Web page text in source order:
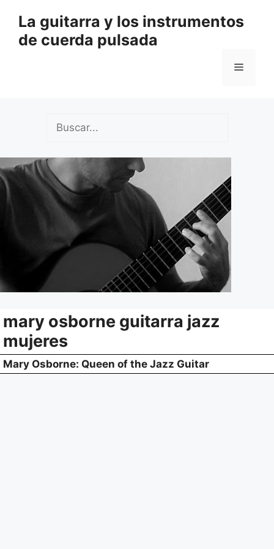
contenido
La guitarra y los instrumentos
de cuerda pulsada
Menú
mary osborne guitarra jazz
mujeres
Mary Osborne: Queen of the Jazz Guitar